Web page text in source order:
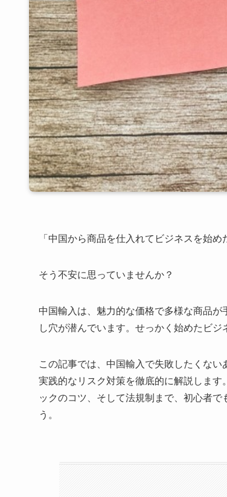
「中国から商品を仕入れてビジネスを始
そう不安に思っていませんか？
中国輸入は、魅力的な価格で多様な商品
し穴が潜んでいます。せっかく始めたビ
この記事では、中国輸入で失敗したくな
実践的なリスク対策を徹底的に解説しま
ックのコツ、そして法規制まで、初心者
う。